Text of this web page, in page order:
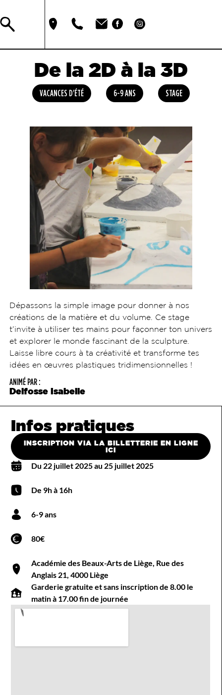
De la 2D à la 3D
VACANCES D'ÉTÉ 6-9 ANS STAGE
Dépassons la simple image pour donner à nos
créations de la matière et du volume. Ce stage
t’invite à utiliser tes mains pour façonner ton univers
et explorer le monde fascinant de la sculpture.
Laisse libre cours à ta créativité et transforme tes
idées en œuvres plastiques tridimensionnelles !
ANIMÉ PAR :
Delfosse Isabelle
Infos pratiques
INSCRIPTION VIA LA BILLETTERIE EN LIGNE
ICI
Du 22 juillet 2025 au 25 juillet 2025
De 9h à 16h
6-9 ans
80€
Académie des Beaux-Arts de Liège, Rue des
Anglais 21, 4000 Liège
Garderie gratuite et sans inscription de 8.00 le
matin à 17.00 fin de journée